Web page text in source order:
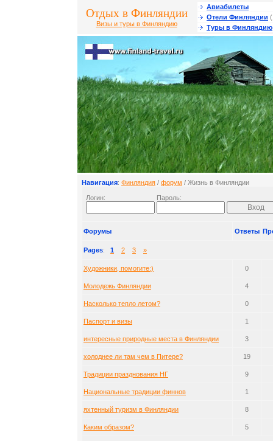
Отдых в Финляндии
Визы и туры в Финляндию
Авиабилеты
Отели Финляндии
Туры в Финляндию
Навигация: Финляндия / форум / Жизнь в Финляндии
Логин: Пароль:
Форумы Ответы
Pages: 1 2 3 »
Художники, помогите:) 0
Молодежь Финляндии 4
Насколько тепло летом? 0
Паспорт и визы 1
интересные природные места в Финляндии 3
холоднее ли там чем в Питере? 19
Традиции празднования НГ 9
Национальные традиции финнов 1
яхтенный туризм в Финляндии 8
Каким образом? 5